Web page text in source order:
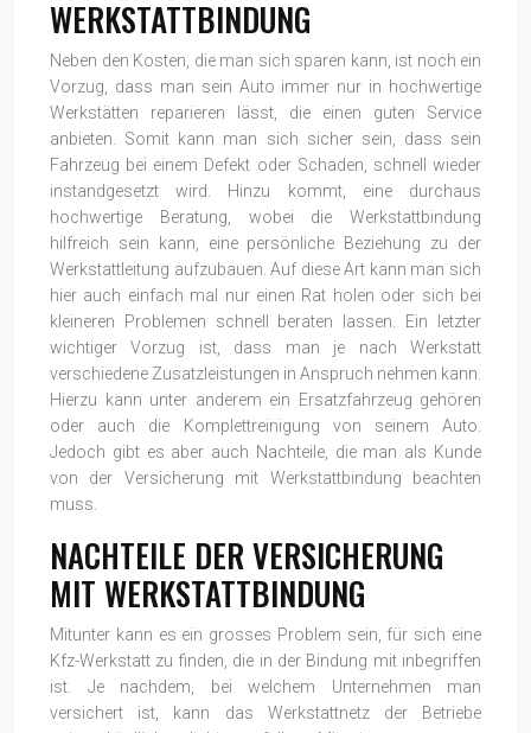
WERKSTATTBINDUNG
Neben den Kosten, die man sich sparen kann, ist noch ein
Vorzug, dass man sein Auto immer nur in hochwertige
Werkstätten reparieren lässt, die einen guten Service
anbieten. Somit kann man sich sicher sein, dass sein
Fahrzeug bei einem Defekt oder Schaden, schnell wieder
instandgesetzt wird. Hinzu kommt, eine durchaus
hochwertige Beratung, wobei die Werkstattbindung
hilfreich sein kann, eine persönliche Beziehung zu der
Werkstattleitung aufzubauen. Auf diese Art kann man sich
hier auch einfach mal nur einen Rat holen oder sich bei
kleineren Problemen schnell beraten lassen. Ein letzter
wichtiger Vorzug ist, dass man je nach Werkstatt
verschiedene Zusatzleistungen in Anspruch nehmen kann.
Hierzu kann unter anderem ein Ersatzfahrzeug gehören
oder auch die Komplettreinigung von seinem Auto.
Jedoch gibt es aber auch Nachteile, die man als Kunde
von der Versicherung mit Werkstattbindung beachten
muss.
NACHTEILE DER VERSICHERUNG
MIT WERKSTATTBINDUNG
Mitunter kann es ein grosses Problem sein, für sich eine
Kfz-Werkstatt zu finden, die in der Bindung mit inbegriffen
ist. Je nachdem, bei welchem Unternehmen man
versichert ist, kann das Werkstattnetz der Betriebe